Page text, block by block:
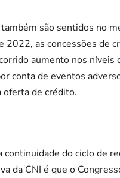
são sentidos no
as concessões de
aumento nos
conta de eventos
oferta de crédito.
do ciclo de
da CNI é que o